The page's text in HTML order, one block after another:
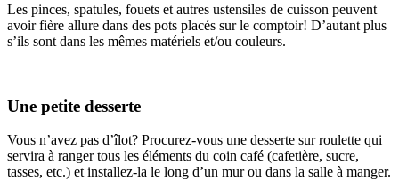
Les pinces, spatules, fouets et autres ustensiles de cuisson peuvent
avoir fière allure dans des pots placés sur le comptoir! D’autant plus
s’ils sont dans les mêmes matériels et/ou couleurs.
Une petite desserte
Vous n’avez pas d’îlot? Procurez-vous une desserte sur roulette qui
servira à ranger tous les éléments du coin café (cafetière, sucre,
tasses, etc.) et installez-la le long d’un mur ou dans la salle à manger.